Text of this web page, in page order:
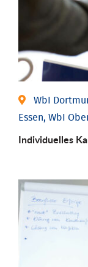
WbI
Essen, WbI
Individu­elles